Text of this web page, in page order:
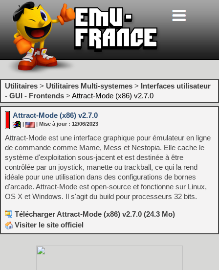
Utilitaires > Utilitaires Multi-systemes > Interfaces utilisateur
- GUI - Frontends > Attract-Mode (x86) v2.7.0
Attract-Mode (x86) v2.7.0
| Mise à jour : 12/06/2023
Attract-Mode est une interface graphique pour émulateur en ligne
de commande comme Mame, Mess et Nestopia. Elle cache le
système d'exploitation sous-jacent et est destinée à être
contrôlée par un joystick, manette ou trackball, ce qui la rend
idéale pour une utilisation dans des configurations de bornes
d'arcade. Attract-Mode est open-source et fonctionne sur Linux,
OS X et Windows. Il s'agit du build pour processeurs 32 bits.
Télécharger Attract-Mode (x86) v2.7.0 (24.3 Mo)
Visiter le site officiel